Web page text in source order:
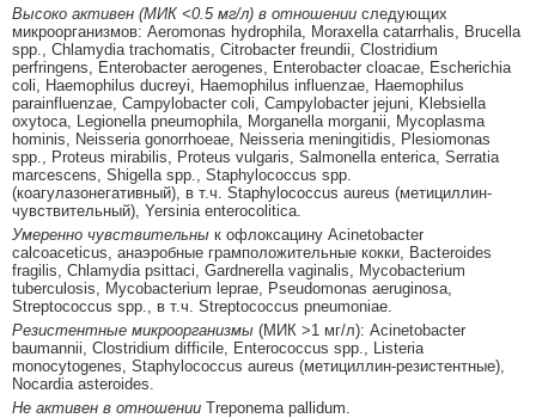
Высоко активен (МИК <0.5 мг/л) в отношении следующих
микроорганизмов: Aeromonas hydrophila, Moraxella catarrhalis, Brucella
spp., Chlamydia trachomatis, Citrobacter freundii, Clostridium
perfringens, Enterobacter aerogenes, Enterobacter cloacae, Escherichia
coli, Haemophilus ducreyi, Haemophilus influenzae, Haemophilus
parainfluenzae, Campylobacter coli, Campylobacter jejuni, Klebsiella
oxytoca, Legionella pneumophila, Morganella morganii, Mycoplasma
hominis, Neisseria gonorrhoeae, Neisseria meningitidis, Plesiomonas
spp., Proteus mirabilis, Proteus vulgaris, Salmonella enterica, Serratia
marcescens, Shigella spp., Staphylococcus spp.
(коагулазонегативный), в т.ч. Staphylococcus aureus (метициллин-
чувствительный), Yersinia enterocolitica.
Умеренно чувствительны к офлоксацину Acinetobacter
calcoaceticus, анаэробные грамположительные кокки, Bacteroides
fragilis, Chlamydia psittaci, Gardnerella vaginalis, Mycobacterium
tuberculosis, Mycobacterium leprae, Pseudomonas aeruginosa,
Streptococcus spp., в т.ч. Streptococcus pneumoniae.
Резистентные микроорганизмы (МИК >1 мг/л): Acinetobacter
baumannii, Clostridium difficile, Enterococcus spp., Listeria
monocytogenes, Staphylococcus aureus (метициллин-резистентные),
Nocardia asteroides.
Не активен в отношении Treponema pallidum.